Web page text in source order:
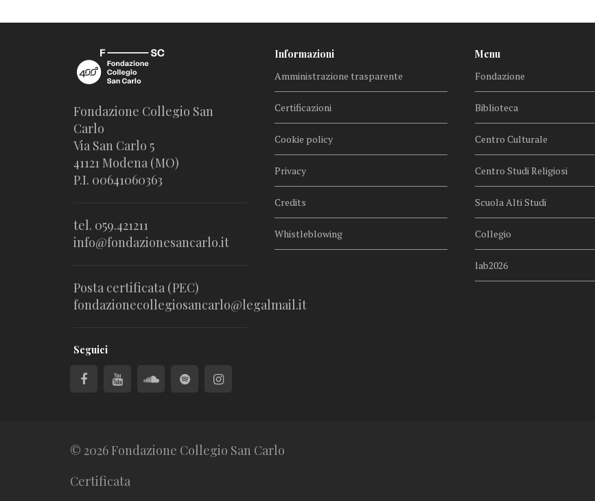
Fondazione Collegio San
Carlo
Via San Carlo 5
41121 Modena (MO)
P.I. 00641060363
tel. 059.421211
info@fondazionesancarlo.it
Posta certificata (PEC)
fondazionecollegiosancarlo@legalmail.it
Seguici
Informazioni
Amministrazione trasparente
Certificazioni
Cookie policy
Privacy
Credits
Whistleblowing
Menu
Fondazione
Biblioteca
Centro Culturale
Centro Studi Religiosi
Scuola Alti Studi
Collegio
lab2026
© 2026 Fondazione Collegio San Carlo
Certificata